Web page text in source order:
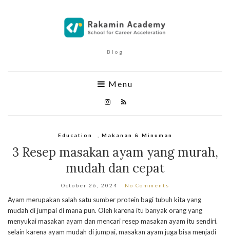
Blog
Menu
Education Makanan & Minuman
3 Resep masakan ayam yang murah,
mudah dan cepat
October 26, 2024 No Comments
Ayam merupakan salah satu sumber protein bagi tubuh kita yang
mudah di jumpai di mana pun. Oleh karena itu banyak orang yang
menyukai masakan ayam dan mencari resep masakan ayam itu sendiri.
selain karena ayam mudah di jumpai, masakan ayam juga bisa menjadi